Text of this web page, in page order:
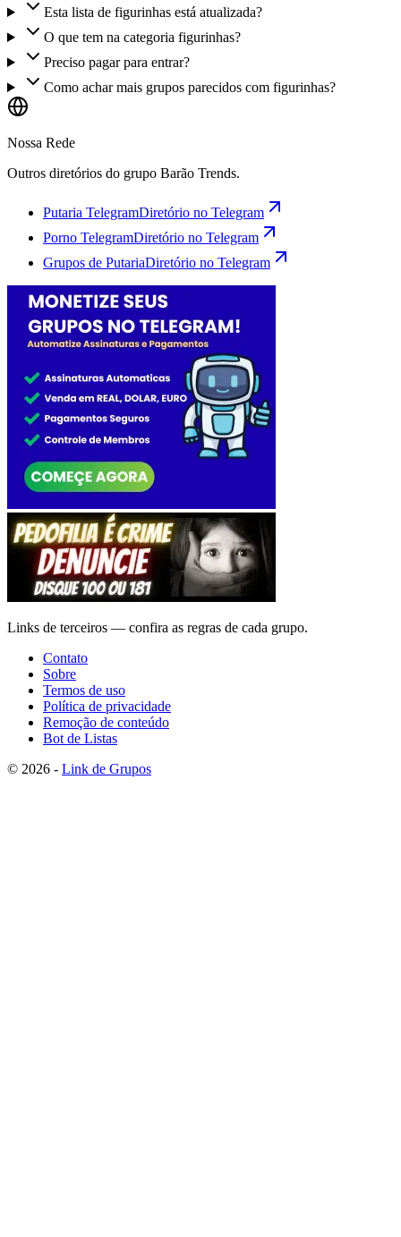
Esta lista de figurinhas está atualizada?
O que tem na categoria figurinhas?
Preciso pagar para entrar?
Como achar mais grupos parecidos com figurinhas?
Nossa Rede
Outros diretórios do grupo Barão Trends.
Putaria TelegramDiretório no Telegram
Porno TelegramDiretório no Telegram
Grupos de PutariaDiretório no Telegram
Links de terceiros — confira as regras de cada grupo.
Contato
Sobre
Termos de uso
Política de privacidade
Remoção de conteúdo
Bot de Listas
© 2026 - Link de Grupos